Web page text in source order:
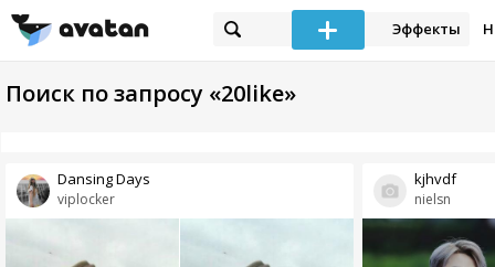
Эффекты
Поиск по запросу «20like»
viplocker
Dansing Days
nielsn
kjhvdf